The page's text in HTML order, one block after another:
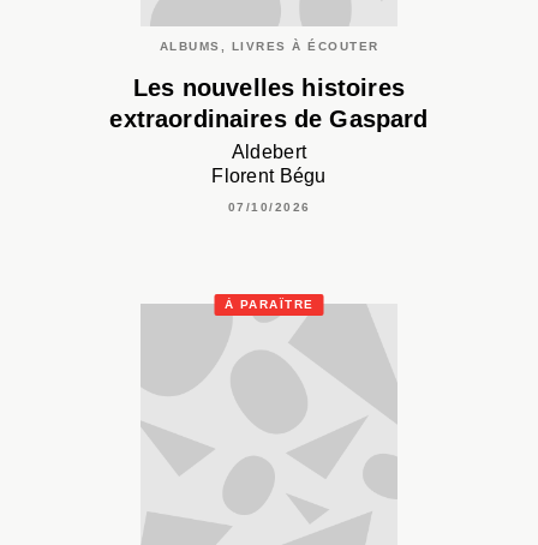
ALBUMS, LIVRES À ÉCOUTER
Les nouvelles histoires
extraordinaires de Gaspard
Aldebert
Florent Bégu
07/10/2026
À PARAÎTRE